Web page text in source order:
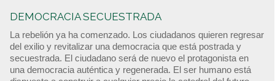
DEMOCRACIA SECUESTRADA
La rebelión ya ha comenzado. Los ciudadanos quieren regresar
del exilio y revitalizar una democracia que está postrada y
secuestrada. El ciudadano será de nuevo el protagonista en
una democracia auténtica y regenerada. El ser humano está